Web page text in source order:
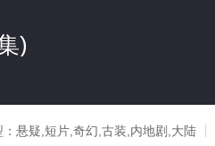
)
悬疑,短片,奇幻,古装,内地剧,大陆